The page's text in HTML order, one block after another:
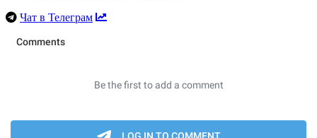
Чат в Телеграм